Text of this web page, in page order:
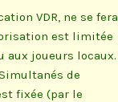
VDR, ne se fera
est limitée
aux joueurs locaux.
de
fixée (par le